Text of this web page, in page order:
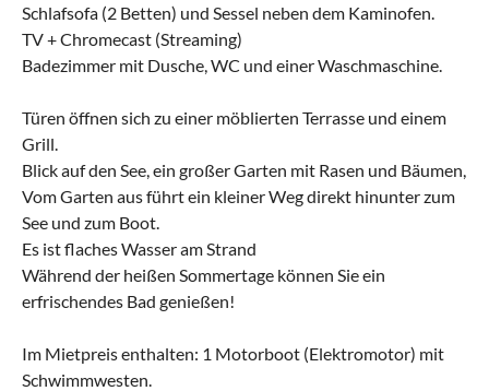
Schlafsofa (2 Betten) und Sessel neben dem Kaminofen.
TV + Chromecast (Streaming)
Badezimmer mit Dusche, WC und einer Waschmaschine.
Türen öffnen sich zu einer möblierten Terrasse und einem
Grill.
Blick auf den See, ein großer Garten mit Rasen und Bäumen,
Vom Garten aus führt ein kleiner Weg direkt hinunter zum
See und zum Boot.
Es ist flaches Wasser am Strand
Während der heißen Sommertage können Sie ein
erfrischendes Bad genießen!
Im Mietpreis enthalten: 1 Motorboot (Elektromotor) mit
Schwimmwesten.